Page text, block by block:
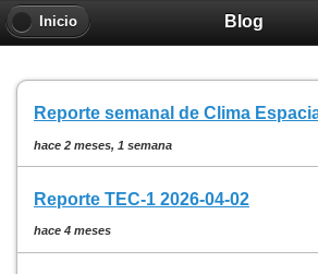
Blog
Inicio
Reporte semanal de Clima
hace 2 meses, 1 semana
Reporte TEC-1 2026-04-02
hace 4 meses